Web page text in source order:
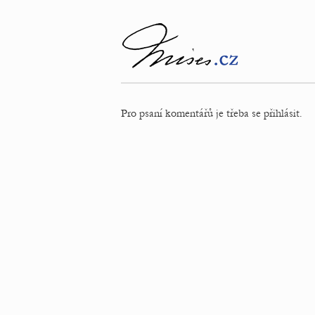
Pro psaní komentářů je třeba se přihlásit.